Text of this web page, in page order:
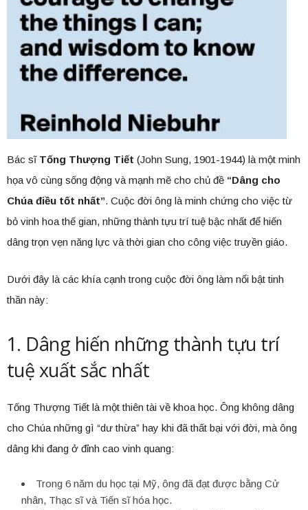
Bác sĩ Tống Thượng Tiết (John Sung, 1901-1944) là một minh
họa vô cùng sống động và mạnh mẽ cho chủ đề “Dâng cho
Chúa điều tốt nhất”. Cuộc đời ông là minh chứng cho việc từ
bỏ vinh hoa thế gian, những thành tựu trí tuệ bậc nhất để hiến
dâng trọn vẹn năng lực và thời gian cho công việc truyền giáo.
Dưới đây là các khía cạnh trong cuộc đời ông làm nổi bật tinh
thần này:
1. Dâng hiến những thành tựu trí
tuệ xuất sắc nhất
Tống Thượng Tiết là một thiên tài về khoa học. Ông không dâng
cho Chúa những gì “dư thừa” hay khi đã thất bại với đời, mà ông
dâng khi đang ở đỉnh cao vinh quang:
Trong 6 năm du học tại Mỹ, ông đã đạt được bằng Cử
nhân, Thạc sĩ và Tiến sĩ hóa học.